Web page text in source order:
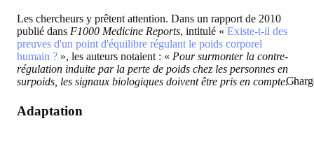
Les chercheurs y prêtent attention. Dans un rapport de 2010
publié dans F1000 Medicine Reports, intitulé « Existe-t-il des
preuves d'un point d'équilibre régulant le poids corporel
humain ? », les auteurs notaient : « Pour surmonter la contre-
régulation induite par la perte de poids chez les personnes en
surpoids, les signaux biologiques doivent être pris en compte.»
Adaptation